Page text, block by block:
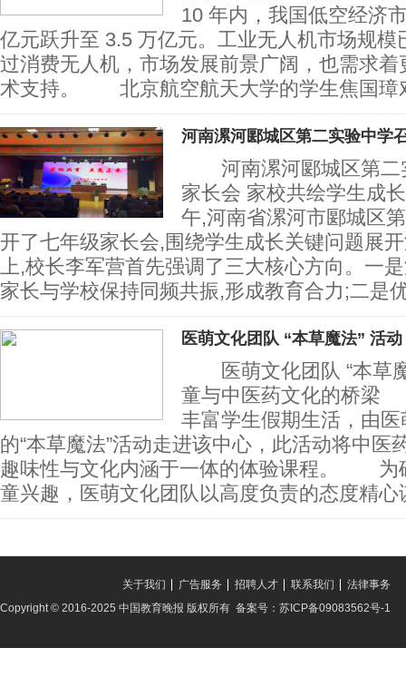
10 年内，我国低空经济
亿元跃升至 3.5 万亿元。工业无人机市场规模
过消费无人机，市场发展前景广阔，也需求
术支持。 北京航空航天大学的学生焦国璋
河南漯河郾城区第二实验中学
河南漯河郾城区第二
家长会 家校共绘学生
午,河南省漯河市郾城区
开了七年级家长会,围绕学生成长关键问题
上,校长李军营首先强调了三大核心方向。一
家长与学校保持同频共振,形成教育合力;二是
医萌文化团队 “本草魔法” 活
医萌文化团队 “本草
童与中医药文化的桥
丰富学生假期生活，由
的“本草魔法”活动走进该中心，此活动将中医
趣味性与文化内涵于一体的体验课程。 为
童兴趣，医萌文化团队以高度负责的态度精
法律事务
联系我们
招聘人才
广告服务
关于我们
Copyright © 2016-2025 中国教育晚报 版权所有 备案号：苏ICP备09083562号-1